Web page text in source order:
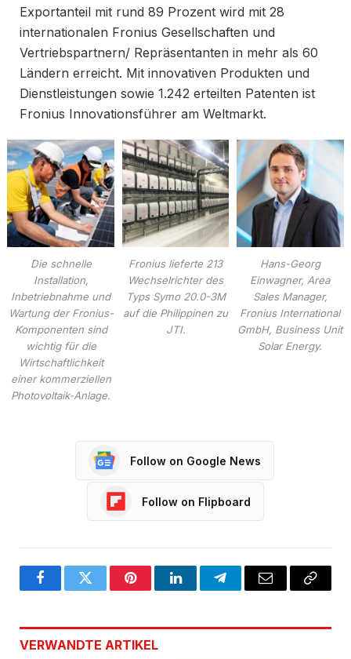
Exportanteil mit rund 89 Prozent wird mit 28
internationalen Fronius Gesellschaften und
Vertriebspartnern/ Repräsentanten in mehr als 60
Ländern erreicht. Mit innovativen Produkten und
Dienstleistungen sowie 1.242 erteilten Patenten ist
Fronius Innovationsführer am Weltmarkt.
Die schnelle
Installation,
Inbetriebnahme und
Wartung der Fronius-
Komponenten sind
wichtig für die
Wirtschaftlichkeit
einer kommerziellen
Photovoltaik-Anlage.
Fronius lieferte 213
Wechselrichter des
Typs Symo 20.0-3M
auf die Philippinen zu
JTI.
Hans-Georg
Einwagner, Area
Sales Manager,
Fronius International
GmbH, Business Unit
Solar Energy.
Follow on Google News
Follow on Flipboard
FacebookTwitter PinterestLinkedInTelegramEmail
Copy
VERWANDTE ARTIKEL